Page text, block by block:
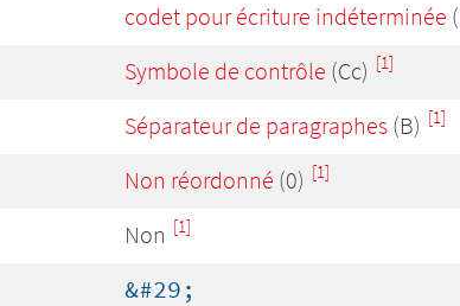
codet pour écriture indéterminée
Symbole de contrôle (Cc) [1]
Séparateur de paragraphes (B) [1]
Non réordonné (0) [1]
Non [1]
&#29;